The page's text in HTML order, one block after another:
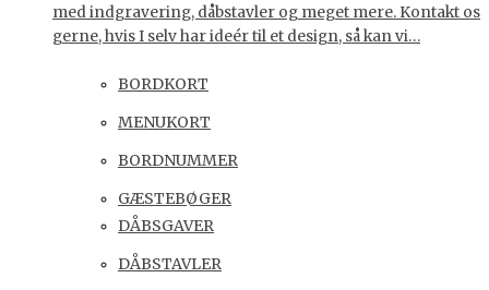
med indgravering, dåbstavler og meget mere. Kontakt os
gerne, hvis I selv har ideér til et design, så kan vi…
BORDKORT
MENUKORT
BORDNUMMER
GÆSTEBØGER
DÅBSGAVER
DÅBSTAVLER